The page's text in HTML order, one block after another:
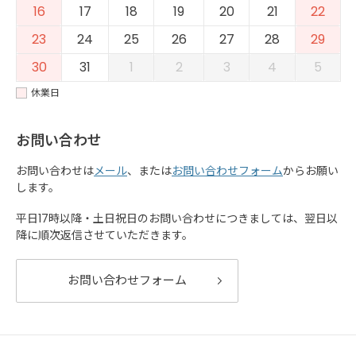
16
17 18 19 20 21
22
23
24 25 26 27 28
29
30
31 1 2 3 4 5
休業日
お問い合わせ
お問い合わせはメール、またはお問い合わせフォームからお願い
します。
平日17時以降・土日祝日のお問い合わせにつきましては、翌日以
降に順次返信させていただきます。
お問い合わせフォーム